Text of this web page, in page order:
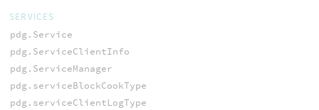
SERVICES
pdg.Service
pdg.ServiceClientInfo
pdg.ServiceManager
pdg.serviceBlockCookType
pdg.serviceClientLogType